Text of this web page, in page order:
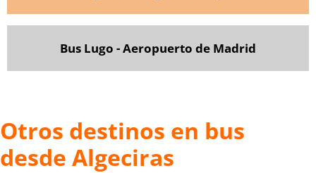
Bus Lugo - Aeropuerto de Madrid
Otros destinos en bus
desde Algeciras